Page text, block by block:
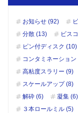
お知らせ (92)
分散 (13)
ビス
ピン付ディスク (10)
コンタミネーショ
高粘度スラリー (9)
スケールアップ (8)
解砕 (6)
凝集 (6)
３本ロールミル (5)